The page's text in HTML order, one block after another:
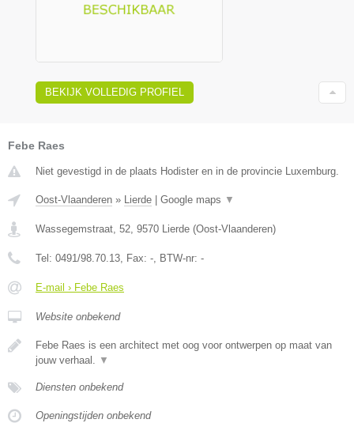
BEKIJK VOLLEDIG PROFIEL
Febe Raes
Niet gevestigd in de plaats Hodister en in de provincie Luxemburg.
Oost-Vlaanderen » Lierde Google maps ▼
Wassegemstraat, 52, 9570 Lierde (Oost-Vlaanderen)
Tel: 0491/98.70.13, Fax: -, BTW-nr: -
E-mail › Febe Raes
Website onbekend
Febe Raes is een architect met oog voor ontwerpen op maat van
jouw verhaal. ▼
Diensten onbekend
Openingstijden onbekend